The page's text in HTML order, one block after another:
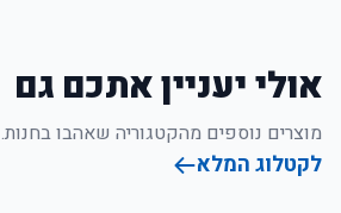
אולי יעניין אתכם גם
מוצרים נוספים מהקטגוריה שאהבו בחנות.
לקטלוג המלא